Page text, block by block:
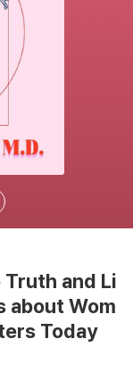
Truth and Li
about Wom
Today